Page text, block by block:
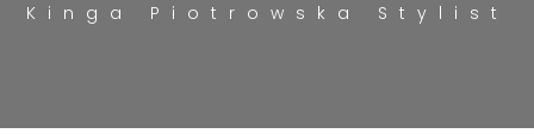
Kinga Piotrowska Stylist